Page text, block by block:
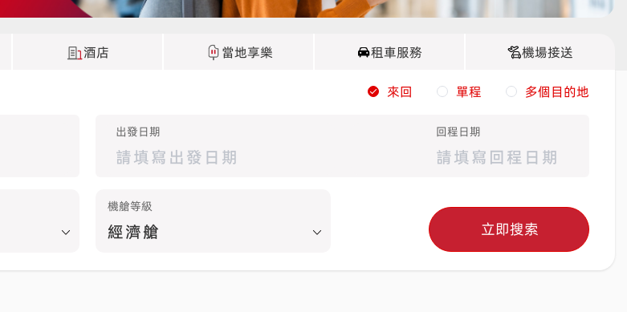
酒店 當地享樂 租車服務 機場接送
來回 單程 多個目的地
出發日期 回程日期
機艙等級
立即搜索